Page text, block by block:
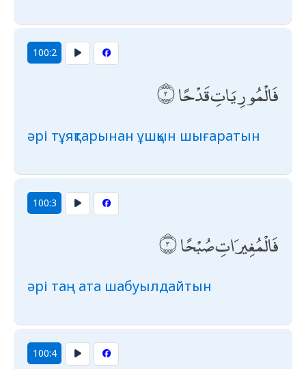
100:2
فَالْمُورِيَاتِ قَدْحًا
әрі тұяқтарынан ұшқын шығаратын
100:3
فَالْمُغِيرَاتِ صُبْحًا
әрі таң ата шабуылдайтын
100:4